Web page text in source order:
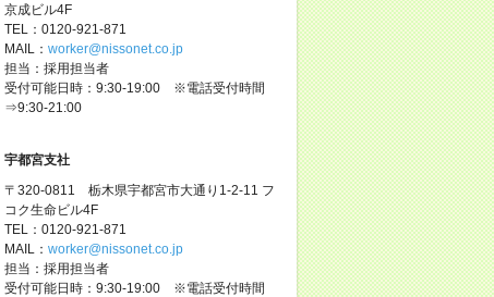
京成ビル4F
TEL：0120-921-871
MAIL： worker@nissonet.co.jp
担当：採用担当者
受付可能日時：9:30-19:00 ※電話受付時間
⇒9:30-21:00
宇都宮支社
〒320-0811 栃木県宇都宮市大通り1-2-11 フ
コク生命ビル4F
TEL：0120-921-871
MAIL： worker@nissonet.co.jp
担当：採用担当者
受付可能日時：9:30-19:00 ※電話受付時間